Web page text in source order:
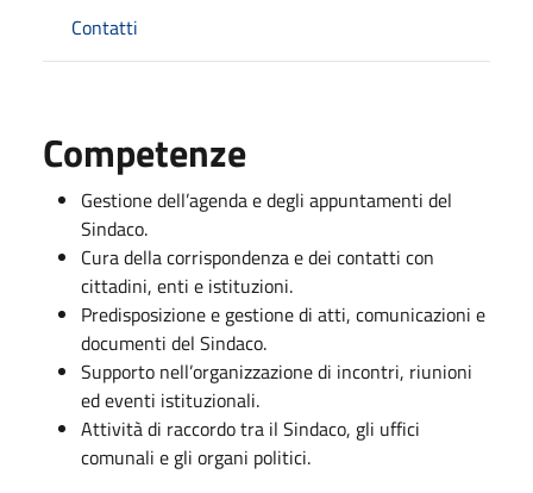
Contatti
Competenze
Gestione dell’agenda e degli appuntamenti del
Sindaco.
Cura della corrispondenza e dei contatti con
cittadini, enti e istituzioni.
Predisposizione e gestione di atti, comunicazioni e
documenti del Sindaco.
Supporto nell’organizzazione di incontri, riunioni
ed eventi istituzionali.
Attività di raccordo tra il Sindaco, gli uffici
comunali e gli organi politici.